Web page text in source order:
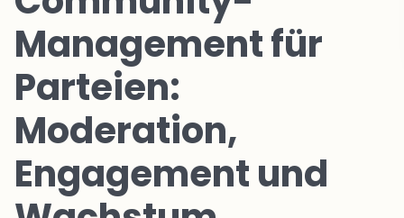
Management für
Parteien:
Moderation,
Engagement und